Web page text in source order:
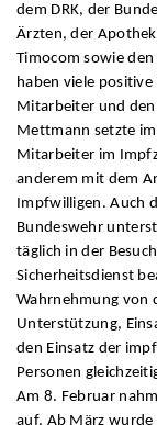
dem DRK, der
Ärzten, der
Timocom sowie
haben viele
Mitarbeiter und
Mettmann setzte
Mitarbeiter im
anderem mit dem
Impfwilligen. Auch
Bundeswehr
täglich in der
Sicherheitsdienst
Wahrnehmung von
Unterstützung,
den Einsatz der
Personen
Am 8. Februar
auf. Ab März